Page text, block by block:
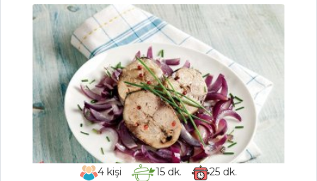
Bulgur Salatası
CEVİZLİ ROKA
SALATASI
Zahterli Havuç
Salatası
Salatalar Tüm
Tarifleri
4kişi 15 dk. 25 dk.